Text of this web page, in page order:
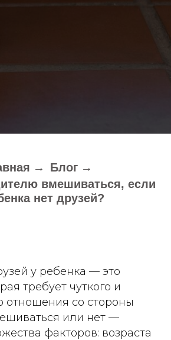
→ Блог →
вмешиваться, если
нет друзей?
у ребенка — это
требует чуткого и
отношения со стороны
или нет —
факторов: возраста